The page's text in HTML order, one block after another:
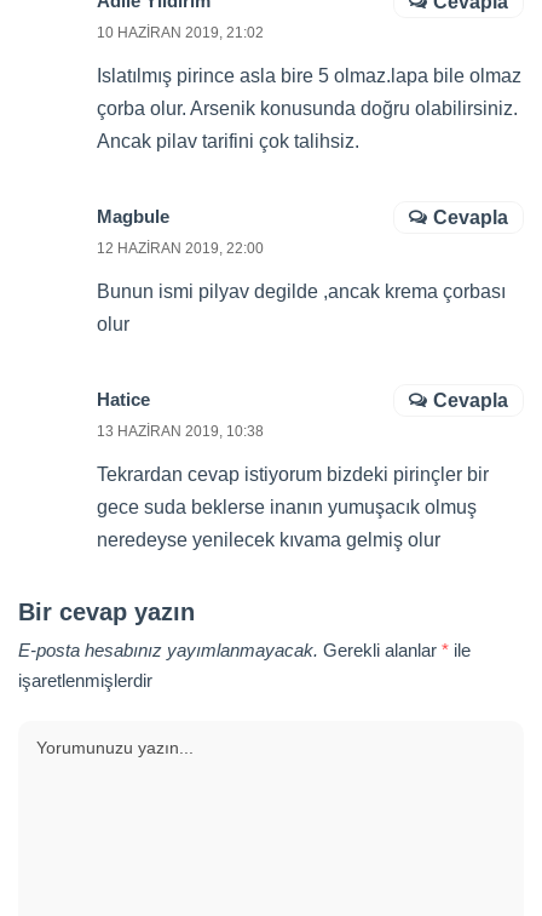
10 HAZIRAN 2019, 21:02
Islatılmış pirince asla bire 5 olmaz.lapa bile olmaz
çorba olur. Arsenik konusunda doğru olabilirsiniz.
Ancak pilav tarifini çok talihsiz.
Magbule
12 HAZIRAN 2019, 22:00
Bunun ismi pilyav degilde ,ancak krema çorbası
olur
Cevapla
Hatice
13 HAZIRAN 2019, 10:38
Tekrardan cevap istiyorum bizdeki pirinçler bir
gece suda beklerse inanın yumuşacık olmuş
neredeyse yenilecek kıvama gelmiş olur
Cevapla
Bir cevap yazın
E-posta hesabınız yayımlanmayacak. Gerekli alanlar * ile
işaretlenmişlerdir